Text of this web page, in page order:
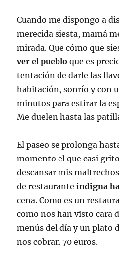
Cuando me dispongo a
merecida siesta, mamá
mirada. Que cómo que
ver el pueblo que es
tentación de darle las
habitación, sonrío y con
minutos para estirar la
Me duelen hasta las
El paseo se prolonga
momento el que casi
descansar mis
de restauranteindigna
cena. Como es un
como nos han visto cara
menús del día y un plato
nos cobran 70 euros.